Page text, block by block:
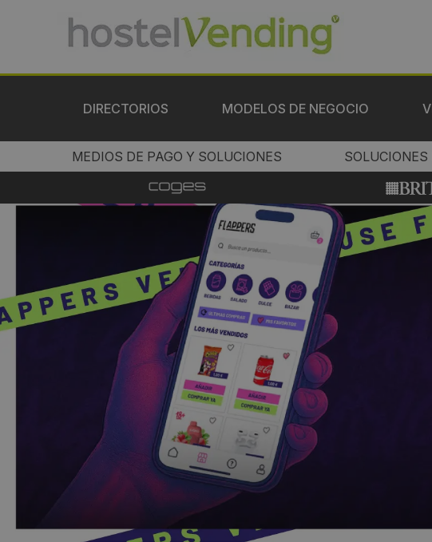
DIRECTORIOS MODELOS DE NEGOCIO
MEDIOS DE PAGO Y SOLUCIONES